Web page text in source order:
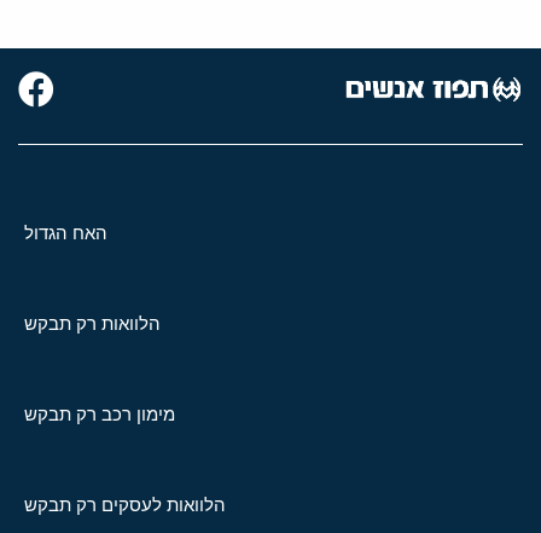
האח הגדול
הלוואות רק תבקש
מימון רכב רק תבקש
הלוואות לעסקים רק תבקש